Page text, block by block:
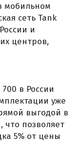
мобильном
сеть Tank
и
центров,
в России
уже
выгодой в
что позволяет
5% от цены